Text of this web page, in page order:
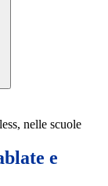
nelle scuole
e